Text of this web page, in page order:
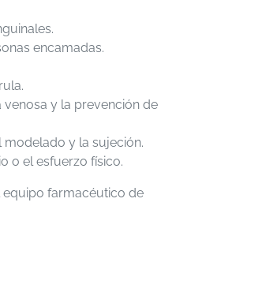
encamadas.
y la prevención de
y la sujeción.
o el esfuerzo físico.
farmacéutico de